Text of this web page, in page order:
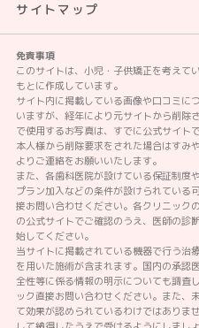
サイトマップ
免責事項
このサイトは、小児・子供矯正を考えて
もとに作成しています。
サイト内に掲載している画像や口コミに
いますが、経年により元サイトから削除
で使用するお写真は、すでに公式サイト
本人様から削除要求をされた場合はすみ
よりご連絡をお願いいたします。
また、各歯科医院が設けている保証制度
プラン加入などの条件が設けられている
接お問い合わせください。各クリニック
の公式サイトでご確認のうえ、医師の診
始してください。
当サイトに掲載されている機器で行う治
を用いた施術が含まれます。国内の承認
全性等に係る情報の明示についても調査
ック直接お問い合わせください。また、
て効果が認められているわけではありま